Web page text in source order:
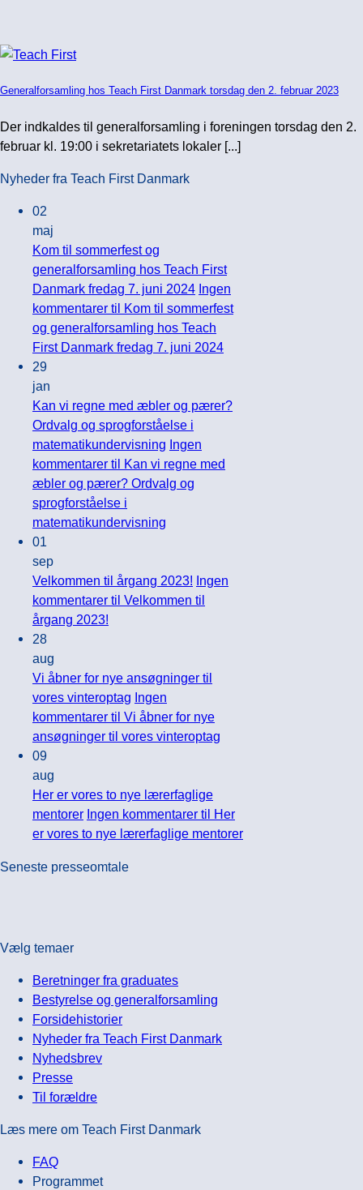
Generalforsamling hos Teach First Danmark torsdag den 2. februar 2023
Der indkaldes til generalforsamling i foreningen torsdag den 2.
februar kl. 19:00 i sekretariatets lokaler [...]
Nyheder fra Teach First Danmark
02
maj
Kom til sommerfest og
generalforsamling hos Teach First
Danmark fredag 7. juni 2024 Ingen
kommentarer til Kom til sommerfest
og generalforsamling hos Teach
First Danmark fredag 7. juni 2024
29
jan
Kan vi regne med æbler og pærer?
Ordvalg og sprogforståelse i
matematikundervisning Ingen
kommentarer til Kan vi regne med
æbler og pærer? Ordvalg og
sprogforståelse i
matematikundervisning
01
sep
Velkommen til årgang 2023! Ingen
kommentarer til Velkommen til
årgang 2023!
28
aug
Vi åbner for nye ansøgninger til
vores vinteroptag Ingen
kommentarer til Vi åbner for nye
ansøgninger til vores vinteroptag
09
aug
Her er vores to nye lærerfaglige
mentorer Ingen kommentarer til Her
er vores to nye lærerfaglige mentorer
Seneste presseomtale
Vælg temaer
Beretninger fra graduates
Bestyrelse og generalforsamling
Forsidehistorier
Nyheder fra Teach First Danmark
Nyhedsbrev
Presse
Til forældre
Læs mere om Teach First Danmark
FAQ
Programmet